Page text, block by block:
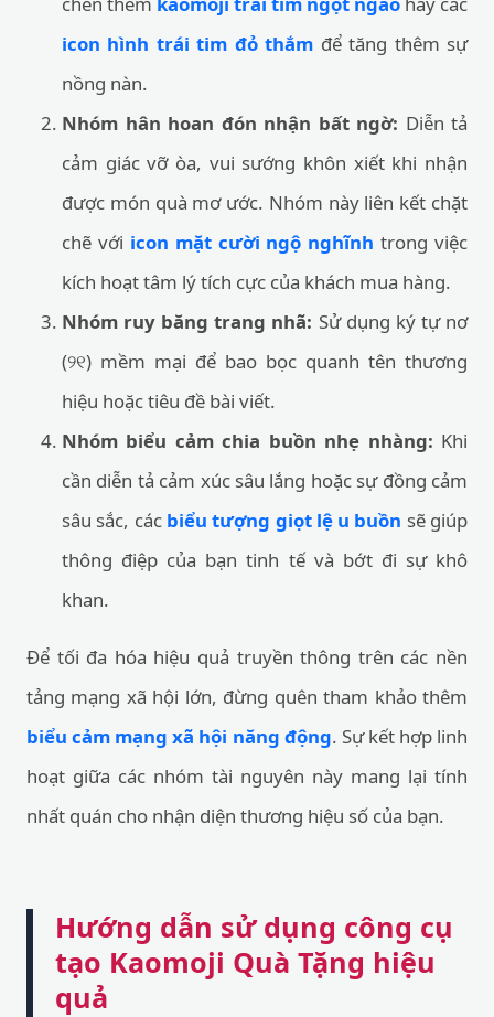
icon hình trái tim đỏ thắm để tăng thêm sự
nồng nàn.
Nhóm hân hoan đón nhận bất ngờ: Diễn tả
cảm giác vỡ òa, vui sướng khôn xiết khi nhận
được món quà mơ ước. Nhóm này liên kết chặt
chẽ với icon mặt cười ngộ nghĩnh trong việc
kích hoạt tâm lý tích cực của khách mua hàng.
Nhóm ruy băng trang nhã: Sử dụng ký tự nơ
(୨୧) mềm mại để bao bọc quanh tên thương
hiệu hoặc tiêu đề bài viết.
Nhóm biểu cảm chia buồn nhẹ nhàng: Khi
cần diễn tả cảm xúc sâu lắng hoặc sự đồng cảm
sâu sắc, các biểu tượng giọt lệ u buồn sẽ giúp
thông điệp của bạn tinh tế và bớt đi sự khô
khan.
Để tối đa hóa hiệu quả truyền thông trên các nền
tảng mạng xã hội lớn, đừng quên tham khảo thêm
biểu cảm mạng xã hội năng động. Sự kết hợp linh
hoạt giữa các nhóm tài nguyên này mang lại tính
nhất quán cho nhận diện thương hiệu số của bạn.
Hướng dẫn sử dụng công cụ
tạo Kaomoji Quà Tặng hiệu
quả